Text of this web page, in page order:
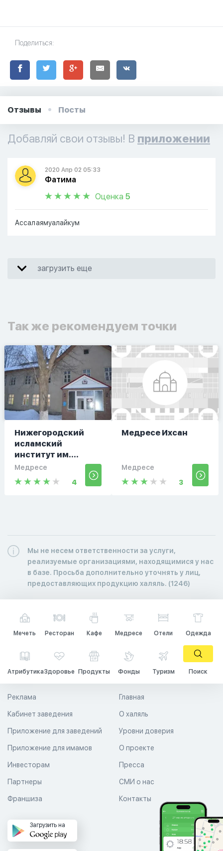
Поделиться:
Отзывы Посты
Добавляй свои отзывы! В приложении
2020 Апр 02 05:33
Фатима
Оценка 5
Ассалаямуалайкум
загрузить еще
Так же рекомендуем точки
Нижегородский
исламский
институт им....
Медресе
4
Медресе Ихсан
Медресе
3
Мы не несем ответственности за услуги,
реализуемые организациями, находящимися у нас
в базе. Просьба дополнительно уточнять у лиц,
предоставляющих продукцию халяль. (1246)
Мечеть Ресторан Кафе Медресе Отели Одежда
АтрибутикаЗдоровье Продукты Фонды Туризм Поиск
Главная
О халяль
Уровни доверия
Реклама
Кабинет заведения
Приложение для заведений
Приложение для имамов О проекте
Пресса
СМИ о нас
Контакты
Инвесторам
Партнеры
Франшиза
Загрузить на